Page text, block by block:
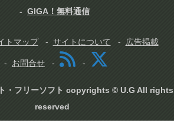
GIGA！無料通信
トマップ サイトについて 広告掲載
お問合せ
・フリーソフト copyrights © U.G All rights
reserved